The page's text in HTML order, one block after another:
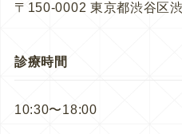
〒150-0002 東京都渋谷区
診療時間
10:30〜18:00